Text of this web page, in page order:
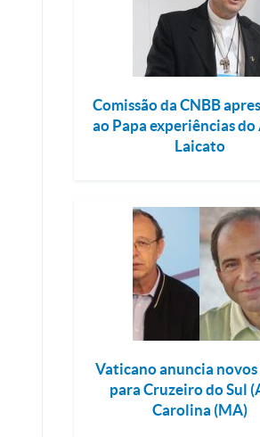
Comissão da CNBB
ao Papa experiências do
Laicato
Vaticano anuncia novos
para Cruzeiro do Sul
Carolina (MA)